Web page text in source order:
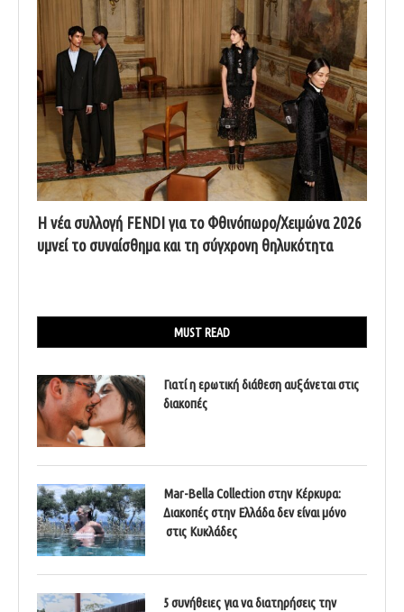
Η νέα συλλογή FENDI για το Φθινόπωρο/Χειμώνα 2026
υμνεί το συναίσθημα και τη σύγχρονη θηλυκότητα
MUST READ
Γιατί η ερωτική διάθεση αυξάνεται στις
διακοπές
Mar-Bella Collection στην Κέρκυρα:
Διακοπές στην Ελλάδα δεν είναι μόνο
στις Κυκλάδες
5 συνήθειες για να διατηρήσεις την